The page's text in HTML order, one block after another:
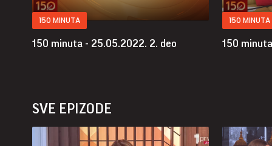
150 MINUTA
150 minuta - 25.05.2022. 2. deo
150 MINUTA
150
SVE EPIZODE